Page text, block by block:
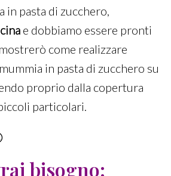
in pasta di zucchero,
e dobbiamo essere pronti
come realizzare
in pasta di zucchero su
proprio dalla copertura
particolari.
bisogno: